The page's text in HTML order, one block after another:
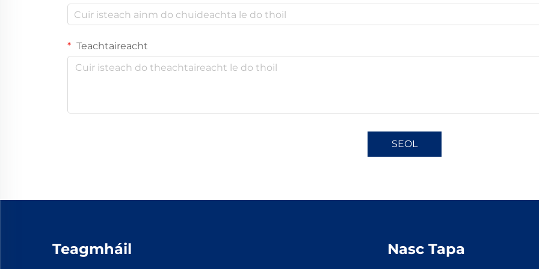
Teachtaireacht
SEOL
Teagmháil Nasc Tapa